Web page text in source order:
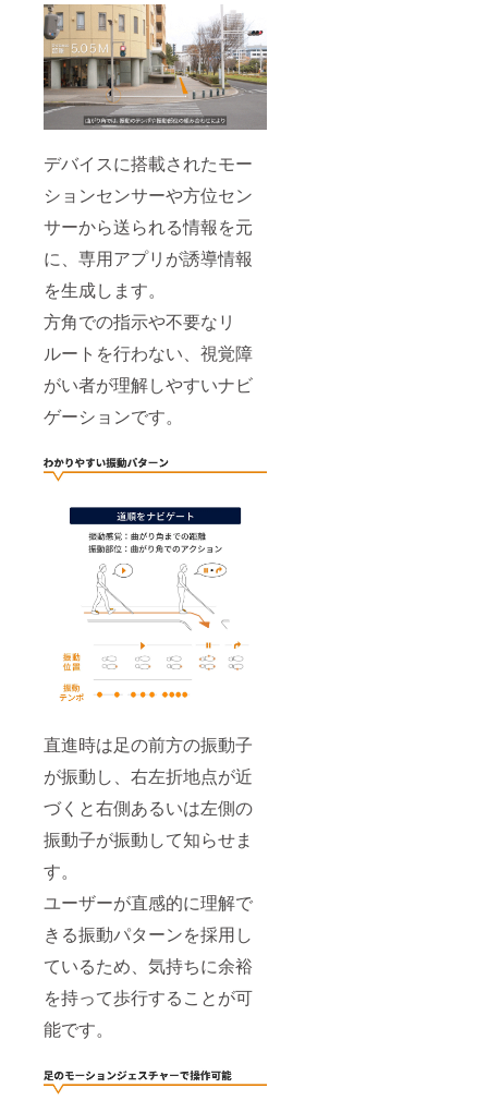
デバイスに搭載されたモー
ションセンサーや方位セン
サーから送られる情報を元
に、専用アプリが誘導情報
を生成します。
方角での指示や不要なリ
ルートを行わない、視覚障
がい者が理解しやすいナビ
ゲーションです。
直進時は足の前方の振動子
が振動し、右左折地点が近
づくと右側あるいは左側の
振動子が振動して知らせま
す。
ユーザーが直感的に理解で
きる振動パターンを採用し
ているため、気持ちに余裕
を持って歩行することが可
能です。